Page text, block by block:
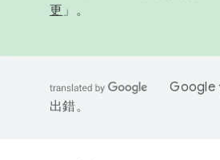
更 」。
Google
出錯。